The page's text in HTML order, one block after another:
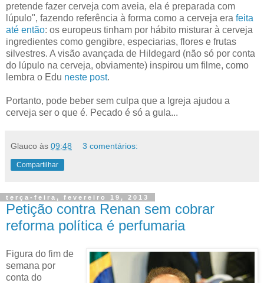
pretende fazer cerveja com aveia, ela é preparada com
lúpulo", fazendo referência à forma como a cerveja era feita
até então: os europeus tinham por hábito misturar à cerveja
ingredientes como gengibre, especiarias, flores e frutas
silvestres. A visão avançada de Hildegard (não só por conta
do lúpulo na cerveja, obviamente) inspirou um filme, como
lembra o Edu neste post.
Portanto, pode beber sem culpa que a Igreja ajudou a
cerveja ser o que é. Pecado é só a gula...
Glauco às 09:48 3 comentários:
Compartilhar
terça-feira, fevereiro 19, 2013
Petição contra Renan sem cobrar
reforma política é perfumaria
Figura do fim de
semana por
conta do